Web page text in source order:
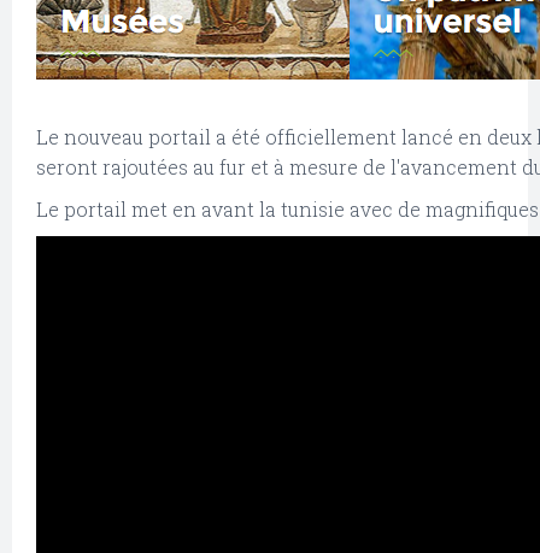
Le nouveau portail a été officiellement lancé en deux
seront rajoutées au fur et à mesure de l'avancement
Le portail met en avant la tunisie avec de